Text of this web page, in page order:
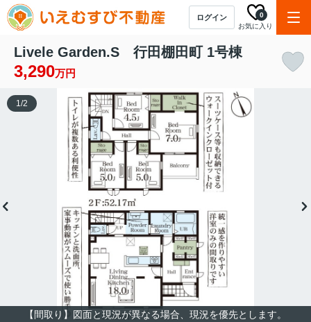
ログイン
お気に入り
0
Livele Garden.S 行田棚田町 1号棟
3,290万円
【間取り】図面と現況が異なる場合、現況を優先とします。
1/2